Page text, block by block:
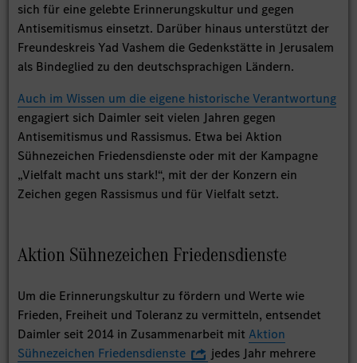
sich für eine gelebte Erinnerungskultur und gegen
Antisemitismus einsetzt. Darüber hinaus unterstützt der
Freundeskreis Yad Vashem die Gedenkstätte in Jerusalem
als Bindeglied zu den deutschsprachigen Ländern.
Auch im Wissen um die eigene historische Verantwortung
engagiert sich Daimler seit vielen Jahren gegen
Antisemitismus und Rassismus. Etwa bei Aktion
Sühnezeichen Friedensdienste oder mit der Kampagne
„Vielfalt macht uns stark!“, mit der der Konzern ein
Zeichen gegen Rassismus und für Vielfalt setzt.
Aktion Sühnezeichen Friedensdienste
Um die Erinnerungskultur zu fördern und Werte wie
Frieden, Freiheit und Toleranz zu vermitteln, entsendet
Daimler seit 2014 in Zusammenarbeit mitAktion
Sühnezeichen Friedensdienste
jedes Jahr mehrere